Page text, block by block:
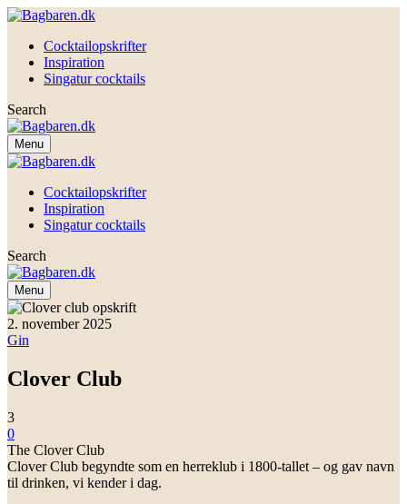
Cocktailopskrifter
Inspiration
Singatur cocktails
Search
Menu
Cocktailopskrifter
Inspiration
Singatur cocktails
Search
Menu
2. november 2025
Gin
Clover Club
3
0
The Clover Club
Clover Club begyndte som en herreklub i 1800-tallet – og gav navn
til drinken, vi kender i dag.